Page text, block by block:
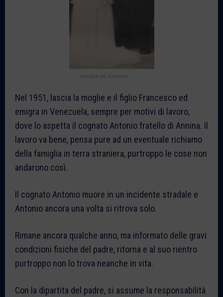
Annina ed Antonio
Nel 1951, lascia la moglie e il figlio Francesco ed
emigra in Venezuela, sempre per motivi di lavoro,
dove lo aspetta il cognato Antonio fratello di Annina. Il
lavoro va bene, pensa pure ad un eventuale richiamo
della famiglia in terra straniera, purtroppo le cose non
andarono così.
Il cognato Antonio muore in un incidente stradale e
Antonio ancora una volta si ritrova solo.
Rimane ancora qualche anno, ma informato delle gravi
condizioni fisiche del padre, ritorna e al suo rientro
purtroppo non lo trova neanche in vita.
Con la dipartita del padre, si assume la responsabilità